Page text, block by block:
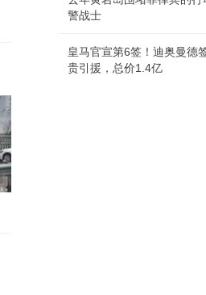
警战士
皇马官宣第6签！迪奥曼德
贵引援，总价1.4亿